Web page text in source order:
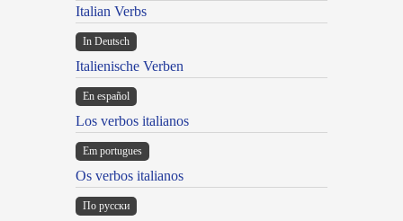
Italian Verbs
In Deutsch
Italienische Verben
En español
Los verbos italianos
Em portugues
Os verbos italianos
По русски